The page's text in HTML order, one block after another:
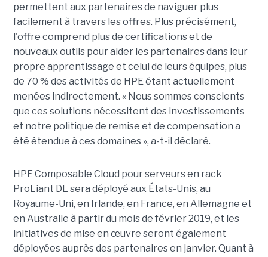
permettent aux partenaires de naviguer plus
facilement à travers les offres. Plus précisément,
l'offre comprend plus de certifications et de
nouveaux outils pour aider les partenaires dans leur
propre apprentissage et celui de leurs équipes, plus
de 70 % des activités de HPE étant actuellement
menées indirectement. « Nous sommes conscients
que ces solutions nécessitent des investissements
et notre politique de remise et de compensation a
été étendue à ces domaines », a-t-il déclaré.
HPE Composable Cloud pour serveurs en rack
ProLiant DL sera déployé aux États-Unis, au
Royaume-Uni, en Irlande, en France, en Allemagne et
en Australie à partir du mois de février 2019, et les
initiatives de mise en œuvre seront également
déployées auprès des partenaires en janvier. Quant à